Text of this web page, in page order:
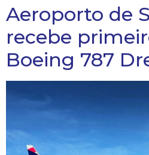
Aeroporto de
recebe
Boeing 787